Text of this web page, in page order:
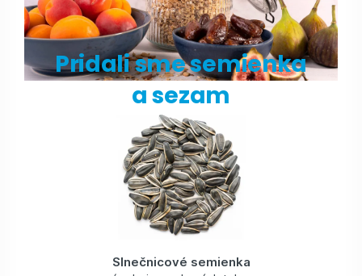
Pridali sme semienka
a sezam
Slnečnicové semienka